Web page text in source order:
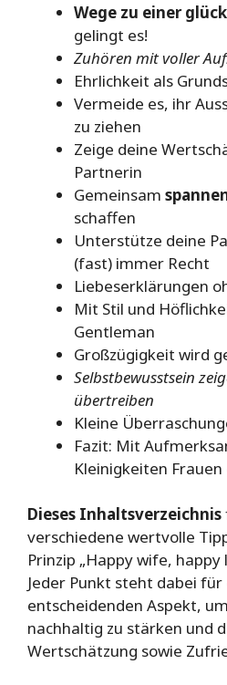
Wege zu einer
gelingt es!
Zuhören mit voller
Ehrlichkeit als
Vermeide es, ihr
zu ziehen
Zeige deine
Partnerin
Gemeinsam
schaffen
Unterstütze deine
(fast) immer Recht
Liebeserklärungen
Mit Stil und
Gentleman
Großzügigkeit wird
Selbstbewusstsein
übertreiben
Kleine
Fazit: Mit
Kleinigkeiten
Dieses Inhaltsverzeichnis
verschiedene wertvolle
Prinzip „Happy wife, happy
Jeder Punkt steht dabei für
entscheidenden Aspekt,
nachhaltig zu stärken und
Wertschätzung sowie